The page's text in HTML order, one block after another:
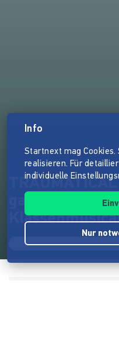
gar
Info
Startnext mag Cookies.
realisieren. Für
individuelle
Nur